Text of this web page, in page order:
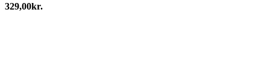
329,00kr.